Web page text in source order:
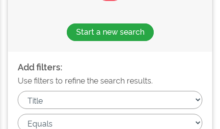
Start a new search
Add filters:
Use filters to refine the search results.